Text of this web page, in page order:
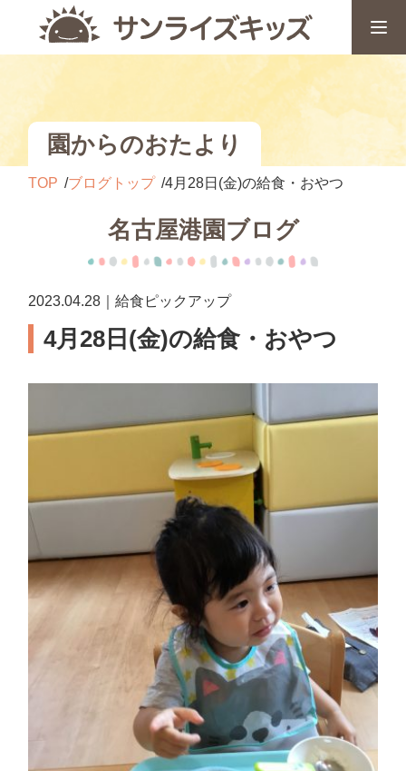
園からのおたより
TOP ブログトップ 4月28日(金)の給食・おやつ
名古屋港園ブログ
2023.04.28｜給食ピックアップ
4月28日(金)の給食・おやつ